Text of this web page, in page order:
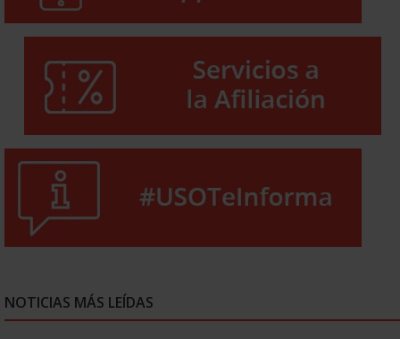
NOTICIAS MÁS LEÍDAS